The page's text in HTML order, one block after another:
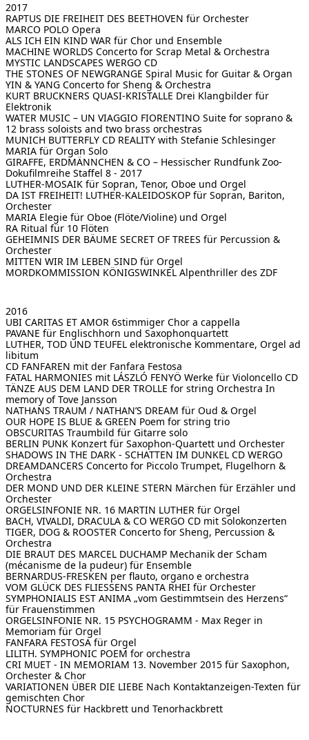
2017
RAPTUS DIE FREIHEIT DES BEETHOVEN für Orchester
MARCO POLO Opera
ALS ICH EIN KIND WAR für Chor und Ensemble
MACHINE WORLDS Concerto for Scrap Metal & Orchestra
MYSTIC LANDSCAPES WERGO CD
THE STONES OF NEWGRANGE Spiral Music for Guitar & Organ
YIN & YANG Concerto for Sheng & Orchestra
KURT BRUCKNERS QUASI-KRISTALLE Drei Klangbilder für
Elektronik
WATER MUSIC – UN VIAGGIO FIORENTINO Suite for soprano &
12 brass soloists and two brass orchestras
MUNICH BUTTERFLY CD REALITY with Stefanie Schlesinger
MARIA für Organ Solo
GIRAFFE, ERDMÄNNCHEN & CO – Hessischer Rundfunk Zoo-
Dokufilmreihe Staffel 8 - 2017
LUTHER-MOSAIK für Sopran, Tenor, Oboe und Orgel
DA IST FREIHEIT! LUTHER-KALEIDOSKOP für Sopran, Bariton,
Orchester
MARIA Elegie für Oboe (Flöte/Violine) und Orgel
RA Ritual für 10 Flöten
GEHEIMNIS DER BÄUME SECRET OF TREES für Percussion &
Orchester
MITTEN WIR IM LEBEN SIND für Orgel
MORDKOMMISSION KÖNIGSWINKEL Alpenthriller des ZDF
2016
UBI CARITAS ET AMOR 6stimmiger Chor a cappella
PAVANE für Englischhorn und Saxophonquartett
LUTHER, TOD UND TEUFEL elektronische Kommentare, Orgel ad
libitum
CD FANFAREN mit der Fanfara Festosa
FATAL HARMONIES mit LÁSZLÓ FENYÖ Werke für Violoncello CD
TÄNZE AUS DEM LAND DER TROLLE for string Orchestra In
memory of Tove Jansson
NATHANS TRAUM / NATHAN’S DREAM für Oud & Orgel
OUR HOPE IS BLUE & GREEN Poem for string trio
OBSCURITAS Traumbild für Gitarre solo
BERLIN PUNK Konzert für Saxophon-Quartett und Orchester
SHADOWS IN THE DARK - SCHATTEN IM DUNKEL CD WERGO
DREAMDANCERS Concerto for Piccolo Trumpet, Flugelhorn &
Orchestra
DER MOND UND DER KLEINE STERN Märchen für Erzähler und
Orchester
ORGELSINFONIE NR. 16 MARTIN LUTHER für Orgel
BACH, VIVALDI, DRACULA & CO WERGO CD mit Solokonzerten
TIGER, DOG & ROOSTER Concerto for Sheng, Percussion &
Orchestra
DIE BRAUT DES MARCEL DUCHAMP Mechanik der Scham
(mécanisme de la pudeur) für Ensemble
BERNARDUS-FRESKEN per flauto, organo e orchestra
VOM GLÜCK DES FLIESSENS PANTA RHEI für Orchester
SYMPHONIALIS EST ANIMA „vom Gestimmtsein des Herzens“
für Frauenstimmen
ORGELSINFONIE NR. 15 PSYCHOGRAMM - Max Reger in
Memoriam für Orgel
FANFARA FESTOSAfür Orgel
LILITH. SYMPHONIC POEM for orchestra
CRI MUET - IN MEMORIAM 13. November 2015 für Saxophon,
Orchester & Chor
VARIATIONEN ÜBER DIE LIEBE Nach Kontaktanzeigen-Texten für
gemischten Chor
NOCTURNES für Hackbrett und Tenorhackbrett